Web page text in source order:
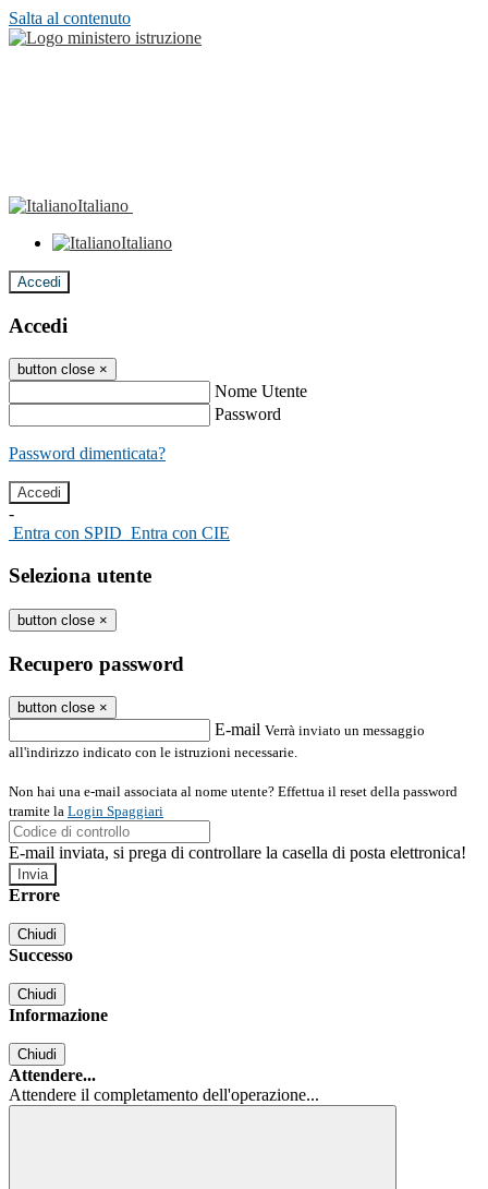
Salta al contenuto
Italiano
Italiano
Accedi
Accedi
button close ×
Nome Utente
Password
Password dimenticata?
-
Entra con SPID Entra con CIE
Seleziona utente
button close ×
Recupero password
button close ×
E-mail Verrà inviato un messaggio
all'indirizzo indicato con le istruzioni necessarie.
Non hai una e-mail associata al nome utente? Effettua il reset della password
tramite la Login Spaggiari
E-mail inviata, si prega di controllare la casella di posta elettronica!
Errore
Chiudi
Successo
Chiudi
Informazione
Chiudi
Attendere...
Attendere il completamento dell'operazione...